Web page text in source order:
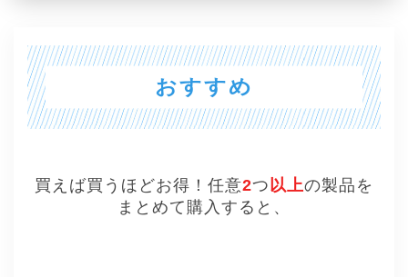
おすすめ
買えば買うほどお得！任意2つ以上の製品を
まとめて購入すると、